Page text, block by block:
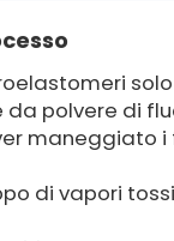
polvere di
di vapori